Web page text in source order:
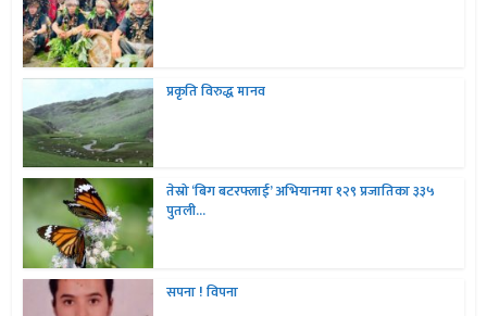
प्रकृति विरुद्ध मानव
तेस्रो ‘बिग बटरफ्लाई’ अभियानमा १२९ प्रजातिका ३३५
पुतली...
सपना ! विपना